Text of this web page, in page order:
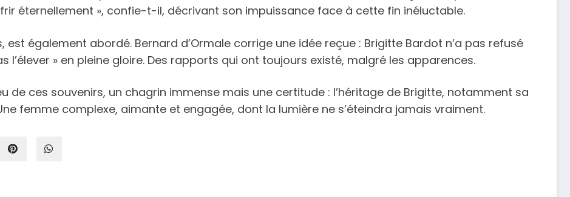
éternellement », confie-t-il, décrivant son impuissance face à cette fin inéluctable.
est également abordé. Bernard d’Ormale corrige une idée reçue : Brigitte Bardot n’a pas refusé
l’élever » en pleine gloire. Des rapports qui ont toujours existé, malgré les apparences.
de ces souvenirs, un chagrin immense mais une certitude : l’héritage de Brigitte, notamment sa
femme complexe, aimante et engagée, dont la lumière ne s’éteindra jamais vraiment.